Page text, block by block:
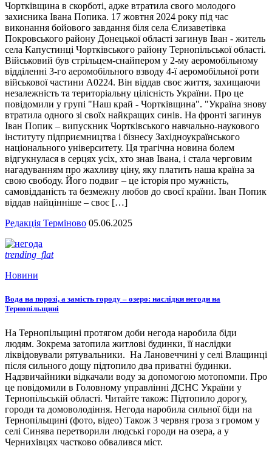
Чортківщина в скорботі, адже втратила свого молодого
захисника Івана Попика. 17 жовтня 2024 року під час
виконання бойового завдання біля села Єлизаветівка
Покровського району Донецької області загинув Іван - житель
села Капустинці Чортківського району Тернопільської області.
Військовий був стрільцем-снайпером у 2-му аеромобільному
відділенні 3-го аеромобільного взводу 4-ї аеромобільної роти
військової частини А0224. Він віддав своє життя, захищаючи
незалежність та територіальну цілісність України. Про це
повідомили у групі "Наш край - Чортківщина". "Україна знову
втратила одного зі своїх найкращих синів. На фронті загинув
Іван Попик – випускник Чортківського навчально-наукового
інституту підприємництва і бізнесу Західноукраїнського
національного університету. Ця трагічна новина болем
відгукнулася в серцях усіх, хто знав Івана, і стала черговим
нагадуванням про жахливу ціну, яку платить наша країна за
свою свободу. Його подвиг – це історія про мужність,
самовідданість та безмежну любов до своєї країни. Іван Попик
віддав найцінніше – своє […]
Редакція Терміново 05.06.2025
trending_flat
Новини
Вода на порозі, а замість городу – озеро: наслідки негоди на
Тернопільщині
На Тернопільщині протягом доби негода наробила біди
людям. Зокрема затопила житлові будинки, її наслідки
ліквідовували рятувальники. На Лановеччині у селі Влащинці
після сильного дощу підтопило два приватні будинки.
Надзвичайники відкачали воду за допомогою мотопомпи. Про
це повідомили в Головному управлінні ДСНС України у
Тернопільській області. Читайте також: Підтопило дорогу,
городи та домоволодіння. Негода наробила сильної біди на
Тернопільщині (фото, відео) Також 3 червня гроза з громом у
селі Синява перетворили людські городи на озера, а у
Чернихівцях частково обвалився міст.